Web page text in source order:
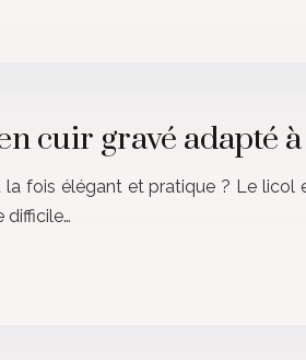
cuir gravé adapté
fois élégant et pratique ? Le